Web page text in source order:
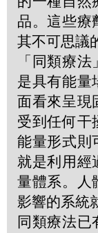
品。這些療
其不可思議
「同類療
是具有能量
面看來呈現
受到任何干
能量形式則
就是利用經
量體系。人
影響的系統
同類療法已